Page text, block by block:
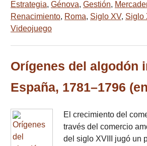
Estrategia, Génova, Gestión,
Renacimiento, Roma, Siglo XV, Siglo
Videojuego
Orígenes del algodón
España, 1781–1796
El crecimiento del
través del comercio
del siglo XVIII jugó un